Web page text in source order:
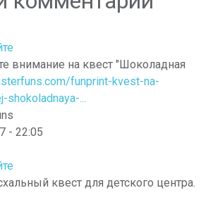
внимание на квест "Шоколадная
funprint-kvest-na-
shokoladnaya-...
- 22:05
квест для детского центра.